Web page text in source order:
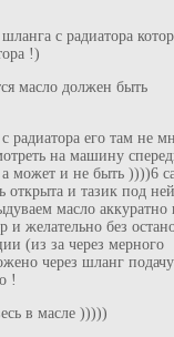
с радиатора
!)
масло должен быть
радиатора его там не
на машину
может и не быть ))))6
открыта и тазик под
масло аккуратно
и желательно без
(из за через мерного
через шланг подачу
!
в масле )))))